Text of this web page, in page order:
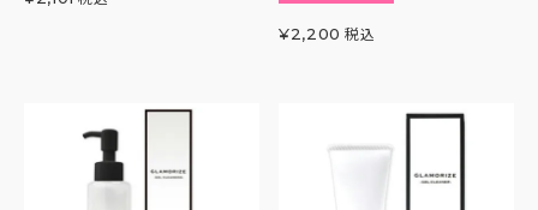
¥2,200 税込